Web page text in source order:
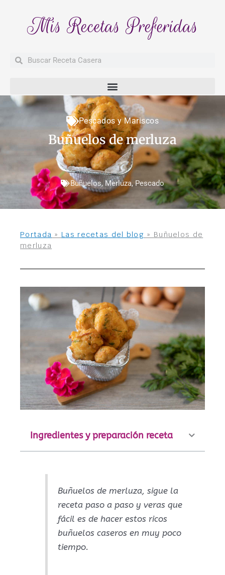
Mis Recetas Preferidas
BuscarBuscar
Pescados y Mariscos
Buñuelos de merluza
Buñuelos, Merluza,Pescado
Portada » Las recetas del blog » Buñuelos de
merluza
Ingredientes y preparación receta
Buñuelos de merluza, sigue la
receta paso a paso y veras que
fácil es de hacer estos ricos
buñuelos caseros en muy poco
tiempo.